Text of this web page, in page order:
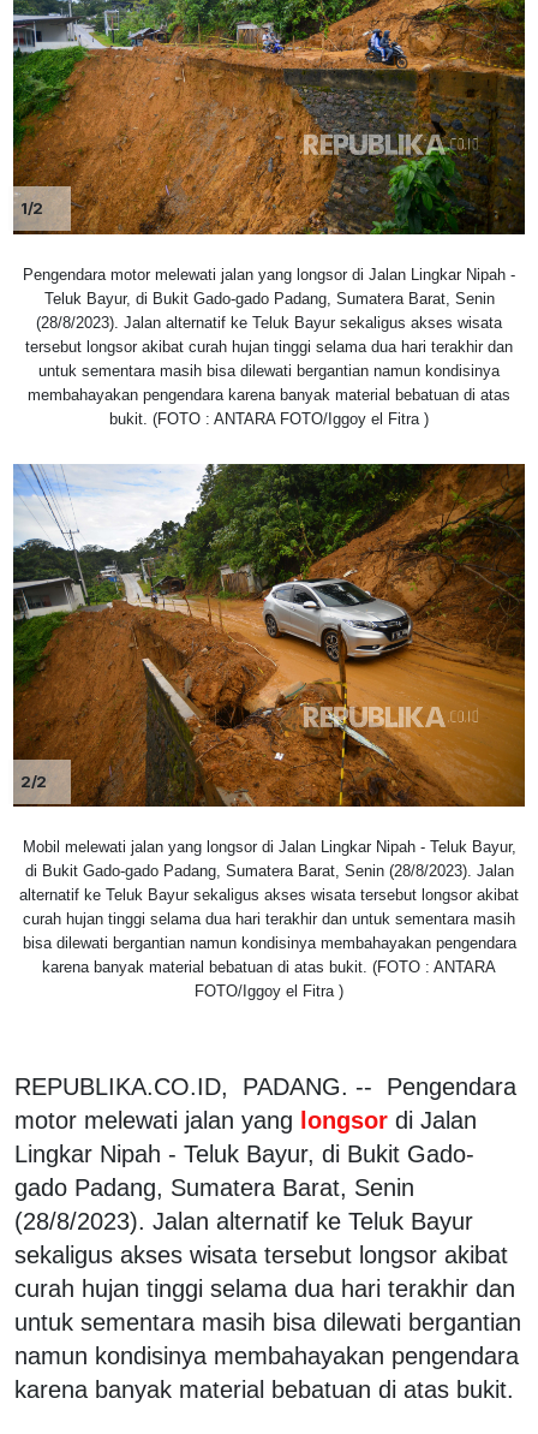
1/2
Pengendara motor melewati jalan yang longsor di Jalan Lingkar Nipah -
Teluk Bayur, di Bukit Gado-gado Padang, Sumatera Barat, Senin
(28/8/2023). Jalan alternatif ke Teluk Bayur sekaligus akses wisata
tersebut longsor akibat curah hujan tinggi selama dua hari terakhir dan
untuk sementara masih bisa dilewati bergantian namun kondisinya
membahayakan pengendara karena banyak material bebatuan di atas
bukit. (FOTO : ANTARA FOTO/Iggoy el Fitra )
2/2
Mobil melewati jalan yang longsor di Jalan Lingkar Nipah - Teluk Bayur,
di Bukit Gado-gado Padang, Sumatera Barat, Senin (28/8/2023). Jalan
alternatif ke Teluk Bayur sekaligus akses wisata tersebut longsor akibat
curah hujan tinggi selama dua hari terakhir dan untuk sementara masih
bisa dilewati bergantian namun kondisinya membahayakan pengendara
karena banyak material bebatuan di atas bukit. (FOTO : ANTARA
FOTO/Iggoy el Fitra )
REPUBLIKA.CO.ID, PADANG. -- Pengendara
motor melewati jalan yang longsor di Jalan
Lingkar Nipah - Teluk Bayur, di Bukit Gado-
gado Padang, Sumatera Barat, Senin
(28/8/2023). Jalan alternatif ke Teluk Bayur
sekaligus akses wisata tersebut longsor akibat
curah hujan tinggi selama dua hari terakhir dan
untuk sementara masih bisa dilewati bergantian
namun kondisinya membahayakan pengendara
karena banyak material bebatuan di atas bukit.